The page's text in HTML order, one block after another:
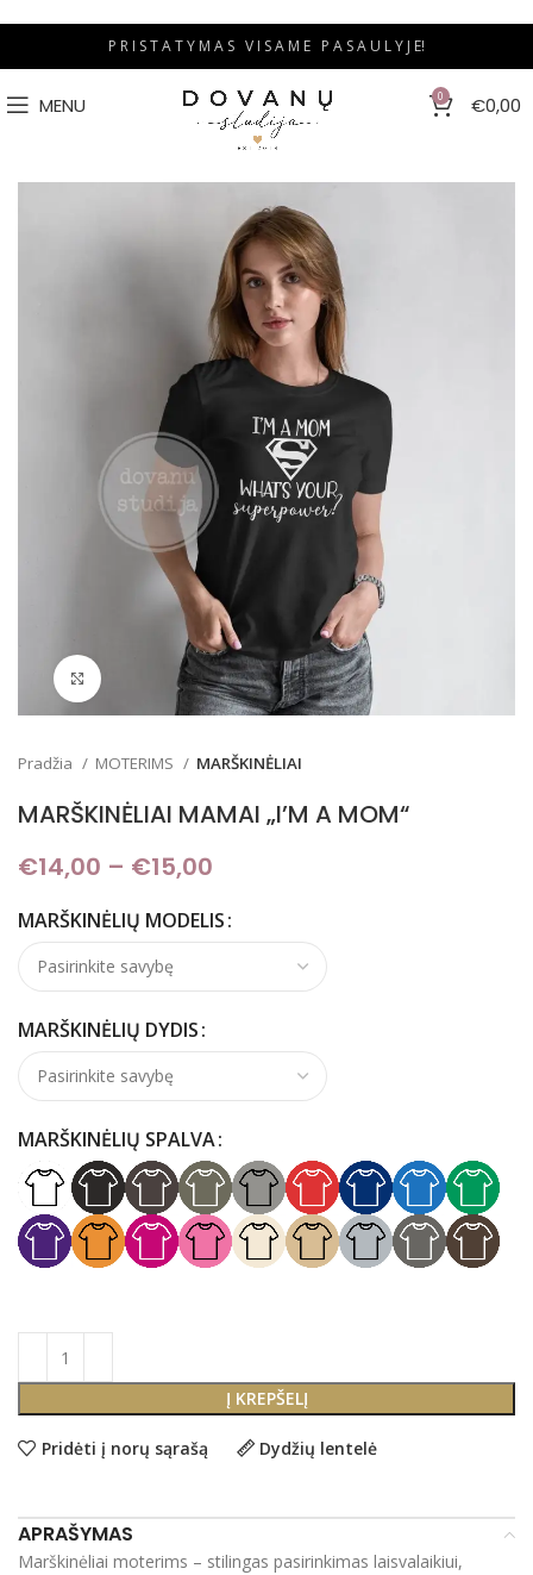
P R I S T A T Y M A S V I S A M E P A S A U L Y J E!
MENU 0 €0,00
Pradžia MOTERIMS MARŠKINĖLIAI
MARŠKINĖLIAI MAMAI „I’M A MOM“
€14,00 – €15,00
MARŠKINĖLIŲ MODELIS
MARŠKINĖLIŲ DYDIS
MARŠKINĖLIŲ SPALVA
Į KREPŠELĮ
Pridėti į norų sąrašą Dydžių lentelė
APRAŠYMAS
Marškinėliai moterims – stilingas pasirinkimas laisvalaikiui,